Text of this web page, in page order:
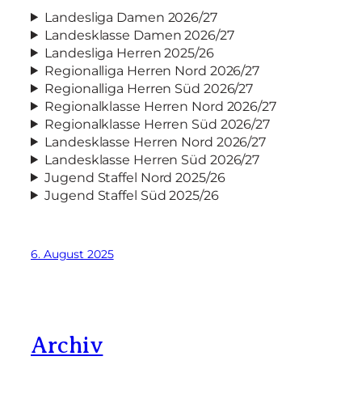
Landesliga Damen 2026/27
Landesklasse Damen 2026/27
Landesliga Herren 2025/26
Regionalliga Herren Nord 2026/27
Regionalliga Herren Süd 2026/27
Regionalklasse Herren Nord 2026/27
Regionalklasse Herren Süd 2026/27
Landesklasse Herren Nord 2026/27
Landesklasse Herren Süd 2026/27
Jugend Staffel Nord 2025/26
Jugend Staffel Süd 2025/26
6. August 2025
Archiv